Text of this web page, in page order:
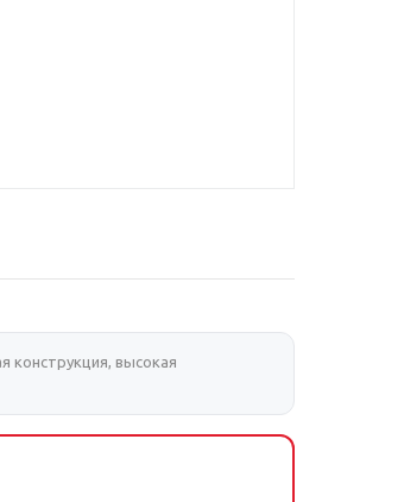
конструкция, высокая